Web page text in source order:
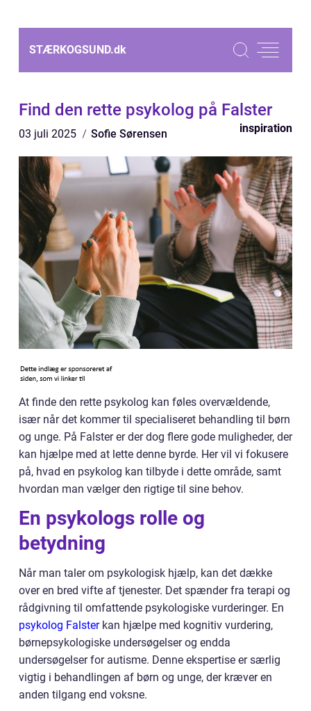
STÆRKOGSUND.dk
Find den rette psykolog på Falster
03 juli 2025 Sofie Sørensen inspiration
At finde den rette psykolog kan føles overvældende,
især når det kommer til specialiseret behandling til børn
og unge. På Falster er der dog flere gode muligheder, der
kan hjælpe med at lette denne byrde. Her vil vi fokusere
på, hvad en psykolog kan tilbyde i dette område, samt
hvordan man vælger den rigtige til sine behov.
En psykologs rolle og
betydning
Når man taler om psykologisk hjælp, kan det dække
over en bred vifte af tjenester. Det spænder fra terapi og
rådgivning til omfattende psykologiske vurderinger. En
psykolog Falsterkan hjælpe med kognitiv vurdering,
børnepsykologiske undersøgelser og endda
undersøgelser for autisme. Denne ekspertise er særlig
vigtig i behandlingen af børn og unge, der kræver en
anden tilgang end voksne.